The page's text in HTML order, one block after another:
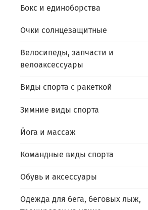
Бокс и единоборства
Очки солнцезащитные
Велосипеды, запчасти и
велоаксессуары
Виды спорта с ракеткой
Зимние виды спорта
Йога и массаж
Командные виды спорта
Обувь и аксессуары
Одежда для бега, беговых лыж,